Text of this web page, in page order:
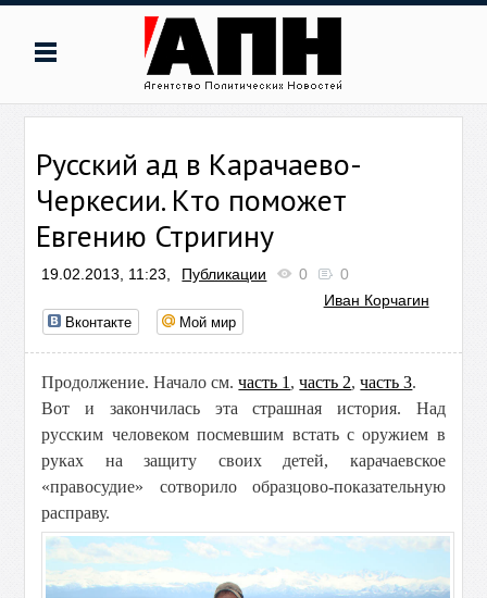
Русский ад в Карачаево-
Черкесии. Кто поможет
Евгению Стригину
19.02.2013, 11:23, Публикации 0
0
Иван Корчагин
Вконтакте Мой мир
Продолжение. Начало см.часть 1 ,часть 2,часть 3.
Вот и закончилась эта страшная история. Над
русским человеком посмевшим встать с оружием в
руках на защиту своих детей, карачаевское
«правосудие» сотворило образцово-показательную
расправу.